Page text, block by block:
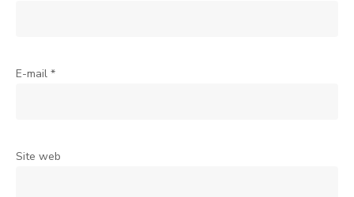
E-mail *
Site web